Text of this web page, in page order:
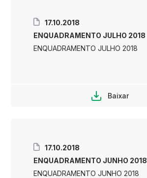
17.10.2018
ENQUADRAMENTO JULHO 2018
ENQUADRAMENTO JULHO 2018
Baixar
17.10.2018
ENQUADRAMENTO JUNHO 2018
ENQUADRAMENTO JUNHO 2018